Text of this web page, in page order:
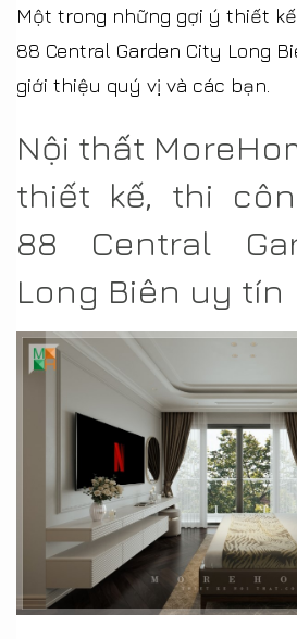
Một trong những gợi ý thiết
88 Central Garden City Long
giới thiệu quý vị và các bạn.
Nội thất
thiết kế, thi
88 Central
Long Biên uy tín